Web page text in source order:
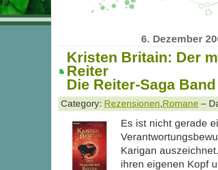
6. Dezember
Kristen Britain: Der
Reiter
Die Reiter-Saga
Category: Rezensionen,Romane –
Es ist nicht gerade
Karigan
ihren eigenen Kopf